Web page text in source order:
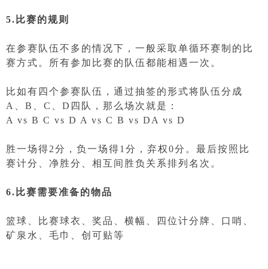
5.比赛的规则
在参赛队伍不多的情况下，一般采取单循环赛制的比
赛方式。所有参加比赛的队伍都能相遇一次。
比如有四个参赛队伍，通过抽签的形式将队伍分成
A、B、C、D四队，那么场次就是：
A vs B C vs D A vs C B vs DA vs D
胜一场得2分，负一场得1分，弃权0分。最后按照比
赛计分、净胜分、相互间胜负关系排列名次。
6.比赛需要准备的物品
篮球、比赛球衣、奖品、横幅、四位计分牌、口哨、
矿泉水、毛巾、创可贴等